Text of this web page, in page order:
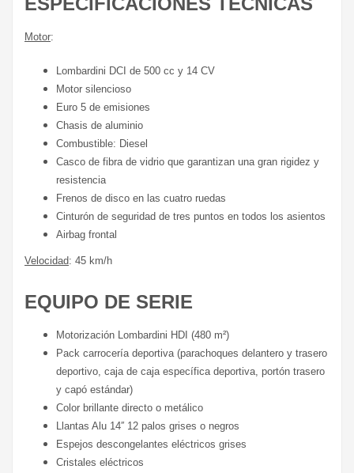
Motor:
Lombardini DCI de 500 cc y 14 CV
Motor silencioso
Euro 5 de emisiones
Chasis de aluminio
Combustible: Diesel
Casco de fibra de vidrio que garantizan una gran rigidez y
resistencia
Frenos de disco en las cuatro ruedas
Cinturón de seguridad de tres puntos en todos los asientos
Airbag frontal
Velocidad: 45 km/h
EQUIPO DE SERIE
Motorización Lombardini HDI (480 m²)
Pack carrocería deportiva (parachoques delantero y trasero
deportivo, caja de caja específica deportiva, portón trasero
y capó estándar)
Color brillante directo o metálico
Llantas Alu 14′′ 12 palos grises o negros
Espejos descongelantes eléctricos grises
Cristales eléctricos